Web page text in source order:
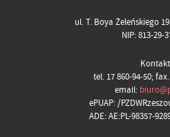
ul. T. Boya Żeleńskiego
NIP: 813-29-
Kontakt
tel. 17 860-94-50;
email:
ePUAP: /
ADE: AE:PL-98357-